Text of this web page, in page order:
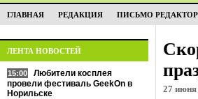
ГЛАВНАЯ РЕДАКЦИЯ ПИСЬМО
ЛЕНТА НОВОСТЕЙ
15:00
Любители косплея
провели фестиваль GeekOn в
Норильске
27 июня